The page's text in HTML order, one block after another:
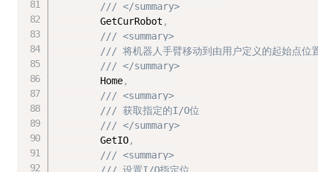
/// </summary>
        GetCurRobot
,
/// <summary>
/// 将机器人手臂移动到由用户定义的起始点位
/// </summary>
        Home
,
/// <summary>
/// 获取指定的I/O位
/// </summary>
        GetIO
,
/// <summary>